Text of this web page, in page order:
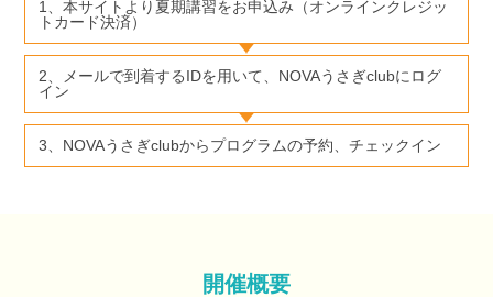
1、本サイトより夏期講習をお申込み（オンラインクレジッ
トカード決済）
2、メールで到着するIDを用いて、NOVAうさぎclubにログ
イン
3、NOVAうさぎclubからプログラムの予約、チェックイン
開催概要